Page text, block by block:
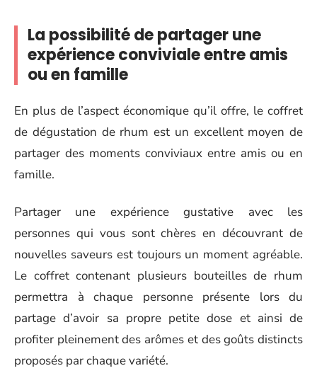
La possibilité de partager une
expérience conviviale entre amis
ou en famille
En plus de l’aspect économique qu’il offre, le coffret
de dégustation de rhum est un excellent moyen de
partager des moments conviviaux entre amis ou en
famille.
Partager une expérience gustative avec les
personnes qui vous sont chères en découvrant de
nouvelles saveurs est toujours un moment agréable.
Le coffret contenant plusieurs bouteilles de rhum
permettra à chaque personne présente lors du
partage d’avoir sa propre petite dose et ainsi de
profiter pleinement des arômes et des goûts distincts
proposés par chaque variété.